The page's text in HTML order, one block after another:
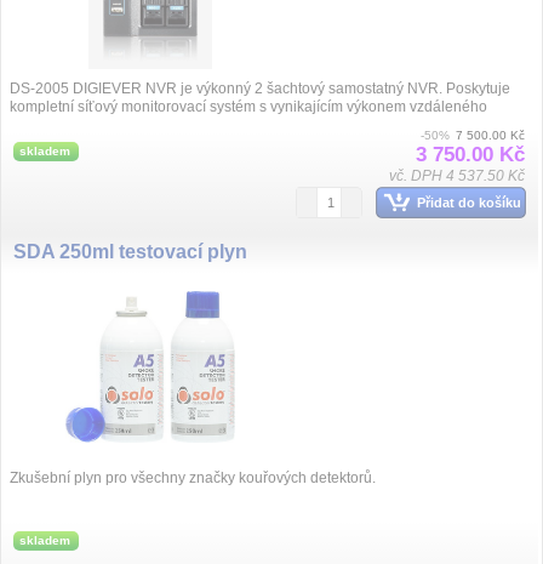
DS-2005 DIGIEVER NVR je výkonný 2 šachtový samostatný NVR. Poskytuje
kompletní síťový monitorovací systém s vynikajícím výkonem vzdáleného
skladem
-50% 7 500.00 Kč
3 750.00 Kč
vč. DPH 4 537.50 Kč
Přidat do košíku
SDA 250ml testovací plyn
Zkušební plyn pro všechny značky kouřových detektorů.
skladem